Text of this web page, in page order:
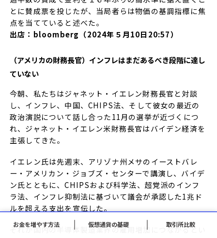
とに賛成票を投じたが、当局者らは物価の基調指標に焦
点を当てていると述べた。
出店：bloomberg（2024年５月10日20:57）
（アメリカの財務長官）インフレはまだあるべき段階に達し
ていない
今朝、私たちはジャネット・イエレン財務長官と対談
し、インフレ、中国、CHIPS法、そして彼女の最近の
政治演説について話し合った11月の選挙が近づくにつ
れ、ジャネット・イエレン米財務長官はバイデン経済を
主張してきた。
イエレン氏は先週末、アリゾナ州メサのイーストバレ
ー・アメリカン・ジョブズ・センターで講演し、バイデ
ン氏とともに、CHIPSおよび科学法、超党派のインフ
ラ法、インフレ抑制法に基づいて議会が承認した1兆ド
ルを超える支出を宣伝した。
それが国内の半導体製造業界の雇用増加につながるとい
お金を増やす方法 仮想通貨の基礎 取引所比較